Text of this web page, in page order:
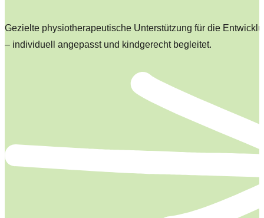
Gezielte physiotherapeutische Unterstützung für die
– individuell angepasst und kindgerecht begleitet.